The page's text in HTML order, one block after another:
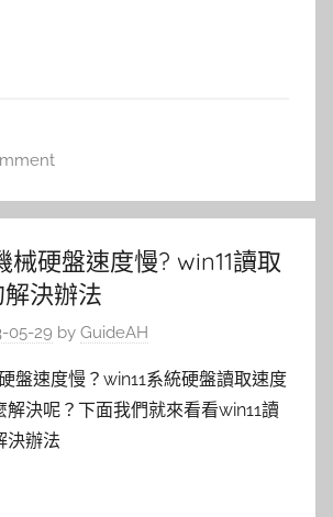
械硬盤速度慢? win11讀取
決辦法
05-29 by GuideAH
盤速度慢？win11系統硬盤讀取速度
解決呢？下面我們就來看看win11讀
決辦法